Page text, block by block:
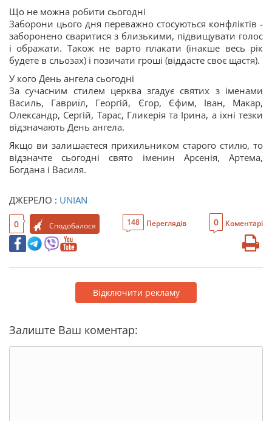
Що не можна робити сьогодні
Заборони цього дня переважно стосуються конфліктів -
заборонено сваритися з близькими, підвищувати голос
і ображати. Також не варто плакати (інакше весь рік
будете в сльозах) і позичати гроші (віддасте своє щастя).
У кого День ангела сьогодні
За сучасним стилем церква згадує святих з іменами
Василь, Гавриїл, Георгій, Єгор, Єфим, Іван, Макар,
Олександр, Сергій, Тарас, Гликерія та Ірина, а їхні тезки
відзначають День ангела.
Якщо ви залишаєтеся прихильником старого стилю, то
відзначте сьогодні свято іменин Арсенія, Артема,
Богдана і Василя.
ДЖЕРЕЛО : UNIAN
0 Сподобалося 148 Переглядів 0 Коментарі
Відключити рекламу
Залиште Ваш коментар: